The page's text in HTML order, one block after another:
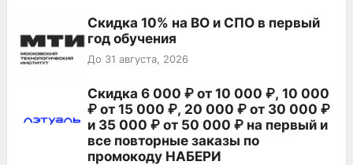
Скидка 10% на ВО и СПО в первый
год обучения
До 31 августа, 2026
Скидка 6 000 ₽ от 10 000 ₽, 10 000
₽ от 15 000 ₽, 20 000 ₽ от 30 000 ₽
и 35 000 ₽ от 50 000 ₽ на первый и
все повторные заказы по
промокоду НАБЕРИ